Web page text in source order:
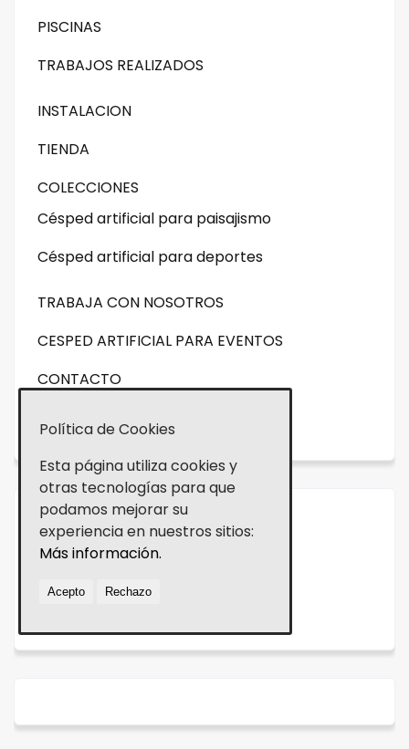
PISCINAS
TRABAJOS REALIZADOS
INSTALACION
TIENDA
COLECCIONES
Césped artificial para paisajismo
Césped artificial para deportes
TRABAJA CON NOSOTROS
CESPED ARTIFICIAL PARA EVENTOS
CONTACTO
NOVEDADES
Aviso legal
Política de Cookies
Esta página utiliza cookies y
otras tecnologías para que
podamos mejorar su
experiencia en nuestros sitios:
Más información.
Acepto Rechazo